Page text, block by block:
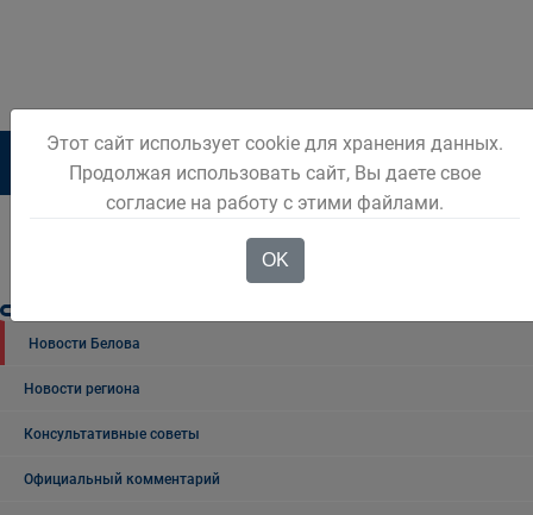
2 3 4 5 6
Новости Белова
Новости региона
Консультативные советы
Официальный комментарий
Этот сайт использует cookie для хранения данных.
Продолжая использовать сайт, Вы даете свое
согласие на работу с этими файлами.
OK